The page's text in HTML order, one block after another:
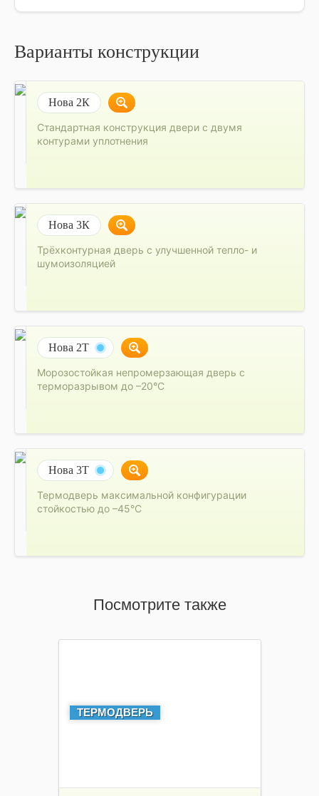
Варианты конструкции
Нова 2К
Стандартная конструкция двери с двумя
контурами уплотнения
Нова 3К
Трёхконтурная дверь с улучшенной тепло- и
шумоизоляцией
Нова 2Т
Морозостойкая непромерзающая дверь с
терморазрывом до –20°C
Нова 3Т
Термодверь максимальной конфигурации
стойкостью до –45°C
Посмотрите также
ТЕРМОДВЕРЬ